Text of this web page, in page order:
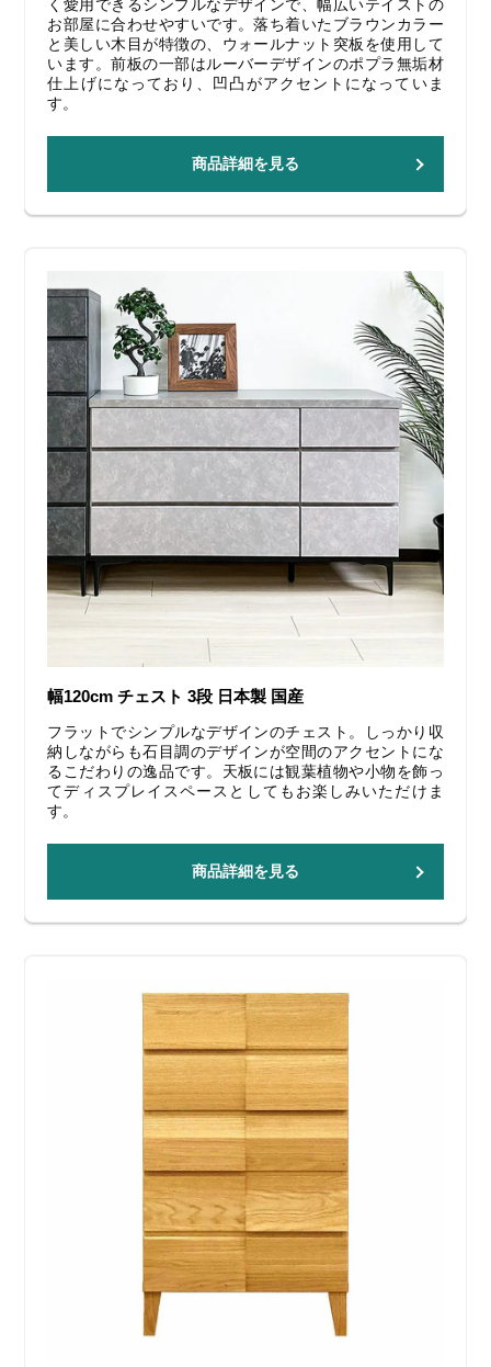
く愛用できるシンプルなデザインで、幅広いテイストの
お部屋に合わせやすいです。落ち着いたブラウンカラー
と美しい木目が特徴の、ウォールナット突板を使用して
います。前板の一部はルーバーデザインのポプラ無垢材
仕上げになっており、凹凸がアクセントになっていま
す。
商品詳細を見る
幅120cm チェスト 3段 日本製 国産
フラットでシンプルなデザインのチェスト。しっかり収
納しながらも石目調のデザインが空間のアクセントにな
るこだわりの逸品です。天板には観葉植物や小物を飾っ
てディスプレイスペースとしてもお楽しみいただけま
す。
商品詳細を見る